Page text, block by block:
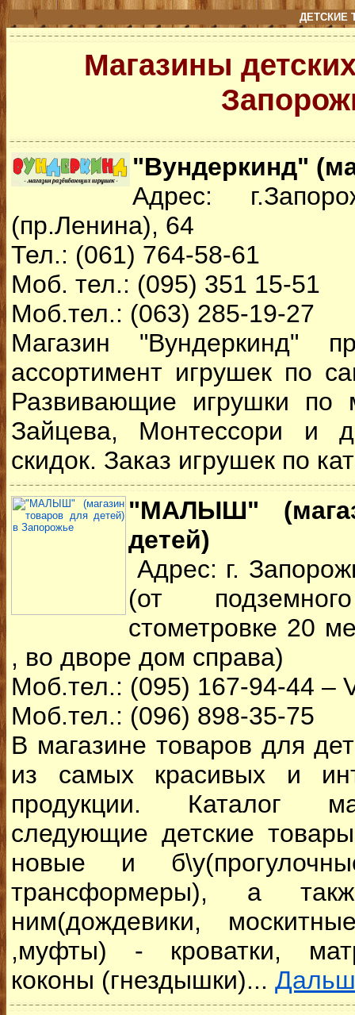
ДЕТСКИЕ
Магазины
"Вундеркинд"
Адрес:
(пр.Ленина), 64
Тел.: (061) 764-58-61
Моб. тел.: (095) 351 15-51
Моб.тел.: (063) 285-19-27
Магазин "Вундеркинд"
ассортимент игрушек по
Развивающие игрушки по
Зайцева, Монтессори и
скидок. Заказ игрушек по
"МАЛЫШ"
детей)
Адрес: г.
(от
стометровке 20
, во дворе дом справа)
Моб.тел.: (095) 167-94-44 –
Моб.тел.: (096) 898-35-75
В магазине товаров для
из самых красивых и
продукции. Каталог
следующие детские
новые и
трансформеры), а
ним(дождевики,
,муфты) - кроватки,
коконы (гнездышки)...